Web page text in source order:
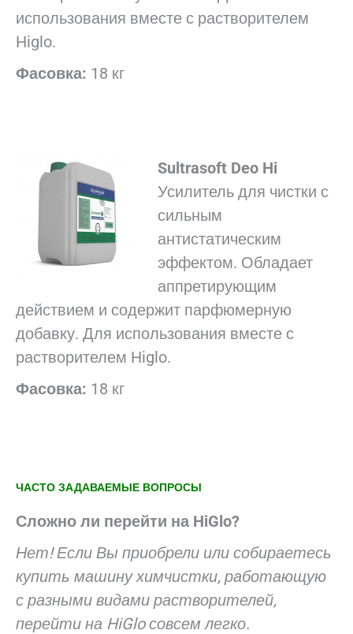
использования вместе с растворителем
Higlo.
Фасовка: 18 кг
Sultrasoft Deo Hi
Усилитель для чистки с
сильным
антистатическим
эффектом. Обладает
аппретирующим
действием и содержит парфюмерную
добавку. Для использования вместе с
растворителем Higlo.
Фасовка: 18 кг
ЧАСТО ЗАДАВАЕМЫЕ ВОПРОСЫ
Сложно ли перейти на HiGlo?
Нет! Если Вы приобрели или собираетесь
купить машину химчистки, работающую
с разными видами растворителей,
перейти на HiGlo совсем легко.